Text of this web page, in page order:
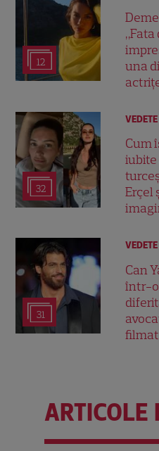
12
una
32
Cum
Erçel
31
Can
într-o
ARTICOLE